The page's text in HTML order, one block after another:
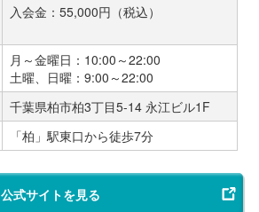
入会金：55,000円（税込）
月～金曜日：10:00～22:00
土曜、日曜：9:00～22:00
千葉県柏市柏3丁目5-14 永江ビル1F
「柏」駅東口から徒歩7分
公式サイトを見る